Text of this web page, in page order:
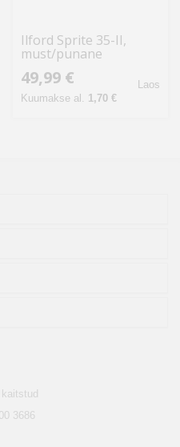
Ilford Sprite 35-II,
must/punane
49,99 €
Kuumakse al. 1,70 €
Laos
3686